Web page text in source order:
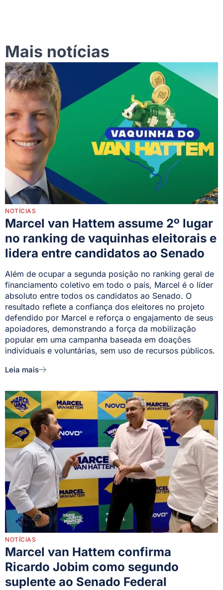
Mais notícias
NOTÍCIAS
Marcel van Hattem assume 2º lugar
no ranking de vaquinhas eleitorais e
lidera entre candidatos ao Senado
Além de ocupar a segunda posição no ranking geral de
financiamento coletivo em todo o país, Marcel é o líder
absoluto entre todos os candidatos ao Senado. O
resultado reflete a confiança dos eleitores no projeto
defendido por Marcel e reforça o engajamento de seus
apoiadores, demonstrando a força da mobilização
popular em uma campanha baseada em doações
individuais e voluntárias, sem uso de recursos públicos.
Leia mais
NOTÍCIAS
Marcel van Hattem confirma
Ricardo Jobim como segundo
suplente ao Senado Federal